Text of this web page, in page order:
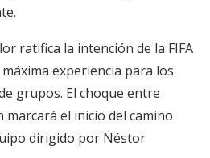
ratifica la intención de la FIFA
experiencia para los
grupos. El choque entre
marcará el inicio del camino
dirigido por Néstor